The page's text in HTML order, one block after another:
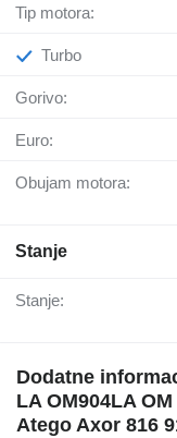
Tip motora:
Turbo
Gorivo:
Euro:
Obujam motora:
Stanje
Stanje:
Dodatne
LA OM904LA
Atego Axor 816